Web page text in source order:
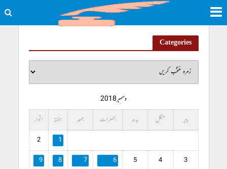
Categories
دسمبر 2018
پیر
منگل بدھ جمعرات جمعہ ہفتہ اتوار
1
2
3
4
5
6
7
8
9